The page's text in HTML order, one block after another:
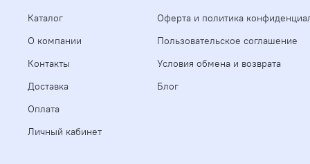
Каталог
О компании
Контакты
Доставка
Оплата
Личный кабинет
Оферта и политика
Пользовательское соглашение
Условия обмена и возврата
Блог